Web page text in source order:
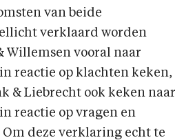
van beide
verklaard worden
Willemsen vooral naar
reactie op klachten keken,
& Liebrecht ook keken naar
reactie op vragen en
deze verklaring echt te